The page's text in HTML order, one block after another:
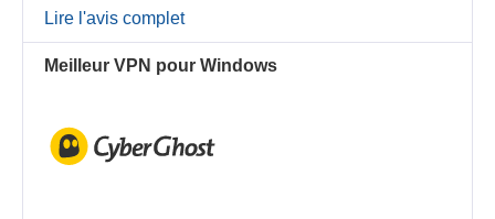
Lire l'avis complet
Meilleur VPN pour Windows